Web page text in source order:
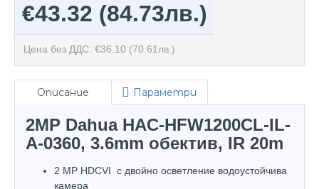
€43.32 (84.73лв.)
Цена без ДДС: €36.10 (70.61лв.)
Описание Параметри
2MP Dahua HAC-HFW1200CL-IL-
A-0360, 3.6mm обектив, IR 20m
2 MP HDCVI с двойно осветление водоустойчива
камера